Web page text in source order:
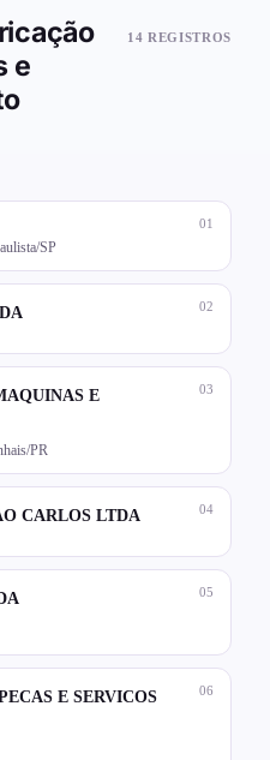
e
14 REGISTROS
01
SP
02
03
E
PR
04
CARLOS LTDA
05
06
E SERVICOS